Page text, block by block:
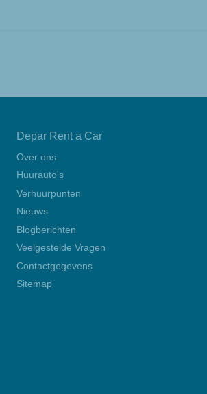
Depar Rent a Car
Over ons
Huurauto's
Verhuurpunten
Nieuws
Blogberichten
Veelgestelde Vragen
Contactgegevens
Sitemap